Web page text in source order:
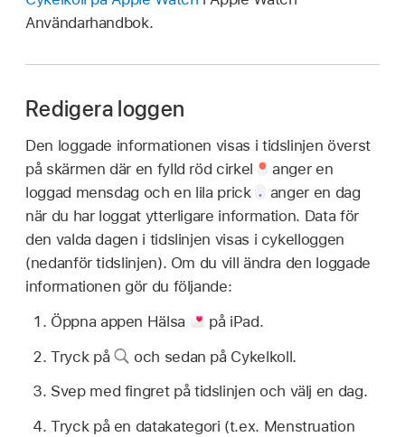
Användarhandbok.
Redigera loggen
Den loggade informationen visas i tidslinjen överst
på skärmen där en fylld röd cirkel
anger en
loggad mensdag och en lila prick
anger en dag
när du har loggat ytterligare information. Data för
den valda dagen i tidslinjen visas i cykelloggen
(nedanför tidslinjen). Om du vill ändra den loggade
informationen gör du följande:
Öppna appen Hälsa
på iPad.
Tryck på
och sedan på Cykelkoll.
Svep med fingret på tidslinjen och välj en dag.
Tryck på en datakategori (t.ex. Menstruation